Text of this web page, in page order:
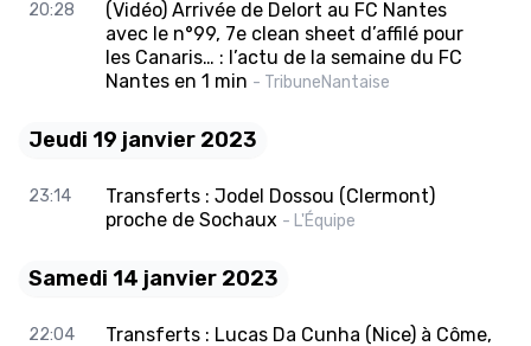
20:28
(Vidéo) Arrivée de Delort au FC Nantes
avec le n°99, 7e clean sheet d’affilé pour
les Canaris… : l’actu de la semaine du FC
Nantes en 1 min - TribuneNantaise
Jeudi 19 janvier 2023
23:14
Transferts : Jodel Dossou (Clermont)
proche de Sochaux - L'Équipe
Samedi 14 janvier 2023
22:04
Transferts : Lucas Da Cunha (Nice) à Côme,